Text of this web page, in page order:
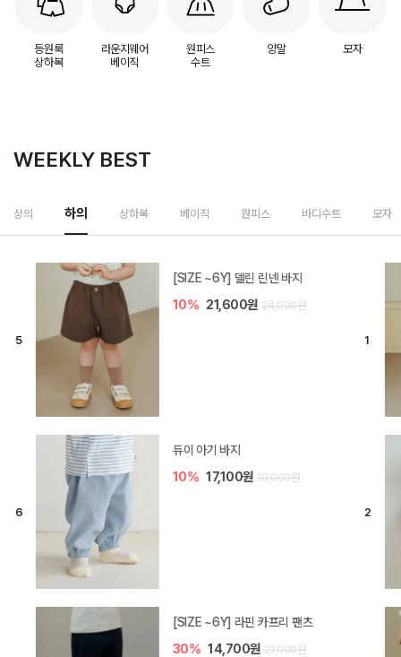
등원룩
상하복
라운지웨어
베이직
원피스
수트
양말 모자
WEEKLY BEST
상의 하의 상하복 베이직 원피스 바디수트 모자
[SIZE ~6Y] 델린 린넨 바지
10% 21,600원 24,000원
듀이 아기 바지
10% 17,100원 19,000원
[SIZE ~6Y] 라핀 카프리 팬츠
30% 14,700원 21,000원